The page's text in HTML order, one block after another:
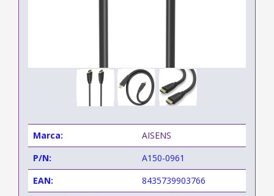
Marca:
AISENS
P/N:
A150-0961
EAN:
8435739903766